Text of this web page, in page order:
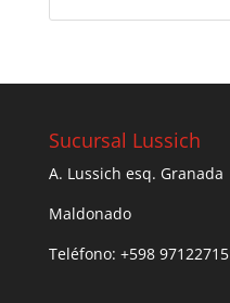
Sucursal Lussich
A. Lussich esq. Granada
Maldonado
Teléfono: +598 97122715